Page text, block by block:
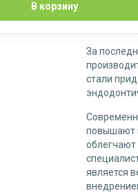
В корзину
За
стали
повышают
облегчают
является